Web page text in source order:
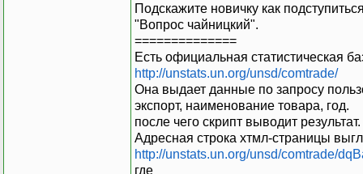
Подскажите новичку как
"Вопрос чайницкий".
==============
Есть официальная статистическая
http://unstats.un.org/unsd/comtrade/
Она выдает данные по запросу
экспорт, наименование товара, год.
после чего скрипт выводит результат.
Адресная строка хтмл-страницы
http://unstats.un.org/unsd/comtrade/
где